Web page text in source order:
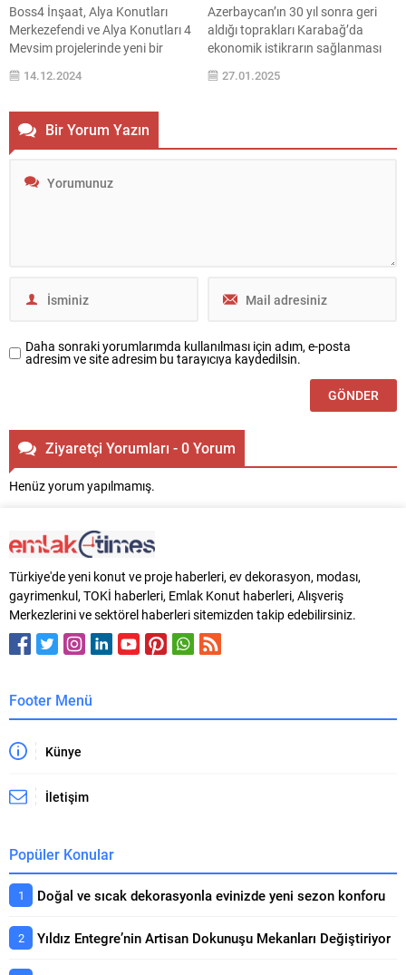
Boss4 İnşaat, Alya Konutları
Merkezefendi ve Alya Konutları 4
Mevsim projelerinde yeni bir
kampanya başlattı. Bu kampanya
ile ilk evini alacak olanlara,
%2,21 faiz oranı ile 120 ay taksit
imkanı sunuluyor. Boss4 İnşaat,
geçtiğimiz ay daire teslimlerini
gerçekleştirdiği Beylikdüzü Alya
Dream projesinin ardından, şimdi
14.12.2024
Azerbaycan’ın 30 yıl sonra geri
aldığı toprakları Karabağ’da
ekonomik istikrarın sağlanması
için yatırımlar devam ediyor.
Bölgede savaşın izlerinin silinmesi
27.01.2025
Bir Yorum Yazın
Daha sonraki yorumlarımda kullanılması için adım, e-posta
adresim ve site adresim bu tarayıcıya kaydedilsin.
Ziyaretçi Yorumları - 0 Yorum
Henüz yorum yapılmamış.
Türkiye'de yeni konut ve proje haberleri, ev dekorasyon, modası,
gayrimenkul, TOKİ haberleri, Emlak Konut haberleri, Alışveriş
Merkezlerini ve sektörel haberleri sitemizden takip edebilirsiniz.
Footer Menü
Künye
İletişim
Popüler Konular
Doğal ve sıcak dekorasyonla evinizde yeni sezon konforu
Yıldız Entegre’nin Artisan Dokunuşu Mekanları Değiştiriyor